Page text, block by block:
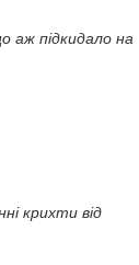
аж підкидало на
крихти від